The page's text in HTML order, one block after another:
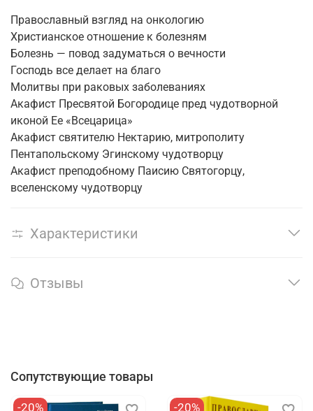
Православный взгляд на онкологию
Христианское отношение к болезням
Болезнь — повод задуматься о вечности
Господь все делает на благо
Молитвы при раковых заболеваниях
Акафист Пресвятой Богородице пред чудотворной
иконой Ее «Всецарица»
Акафист святителю Нектарию, митрополиту
Пентапольскому Эгинскому чудотворцу
Акафист преподобному Паисию Святогорцу,
вселенскому чудотворцу
Характеристики
Отзывы
Сопутствующие товары
-20% -20%